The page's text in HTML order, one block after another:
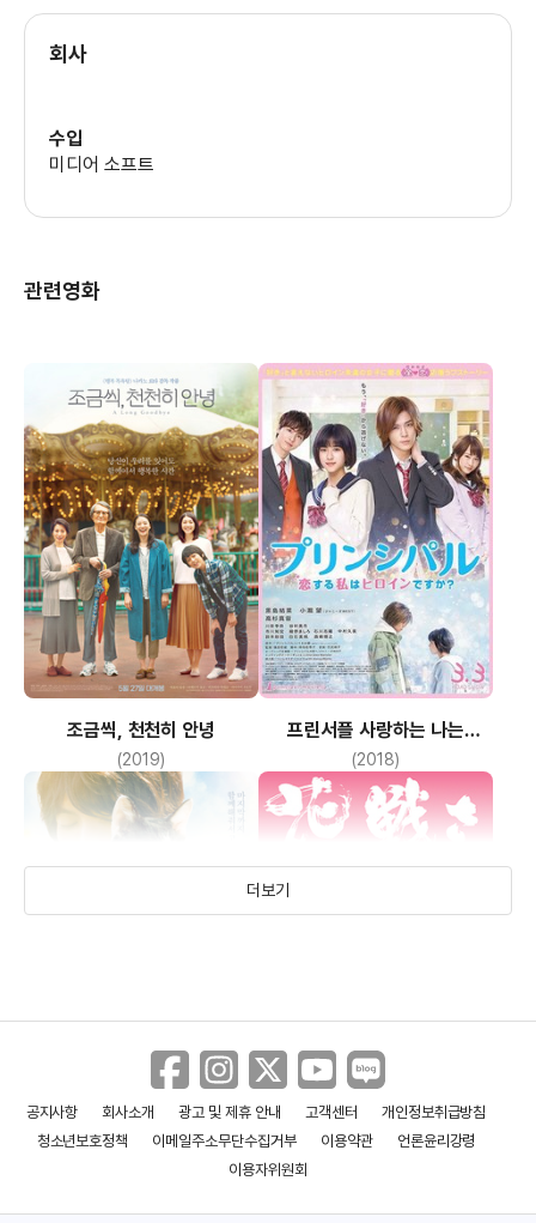
회사
수입
미디어 소프트
관련영화
조금씩, 천천히 안녕
(2019)
프린서플 사랑하는 나는
히로인입니까?
(2018)
고양이 여행 리포트 하나이쿠사
더보기
공지사항 회사소개 광고 및 제휴 안내 고객센터
개인정보취급방침
청소년보호정책
이메일주소무단수집거부 이용약관
언론윤리강령
이용자위원회